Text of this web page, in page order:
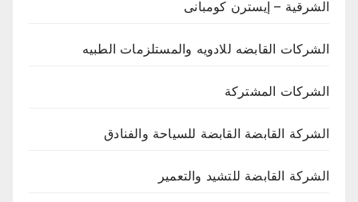
الشرقية – إيسترن كومبانى
الشركات القابضه للادويه والمستلزمات الطبيه
الشركات المشتركة
الشركة القابضة القابضة للسياحة والفنادق
الشركة القابضة للتشيد والتعمير